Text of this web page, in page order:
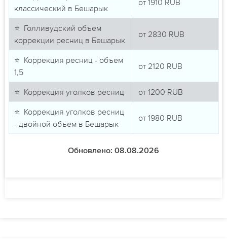
классический в Бешарык
от 1910 RUB
⭐ Голливудский объем
коррекции ресниц в Бешарык
от 2830 RUB
⭐ Коррекция ресниц - объем
1,5
от 2120 RUB
⭐ Коррекция уголков ресниц от 1200 RUB
⭐ Коррекция уголков ресниц
- двойной объем в Бешарык
от 1980 RUB
Обновлено: 08.08.2026